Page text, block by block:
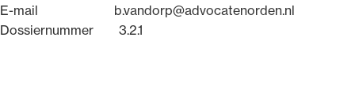
E-mail b.vandorp@advocatenorden.nl
Dossiernummer 3.2.1